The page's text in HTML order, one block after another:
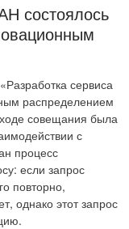
состоялось
сервиса
распределением
совещания была
с
процесс
если запрос
повторно,
однако этот запрос